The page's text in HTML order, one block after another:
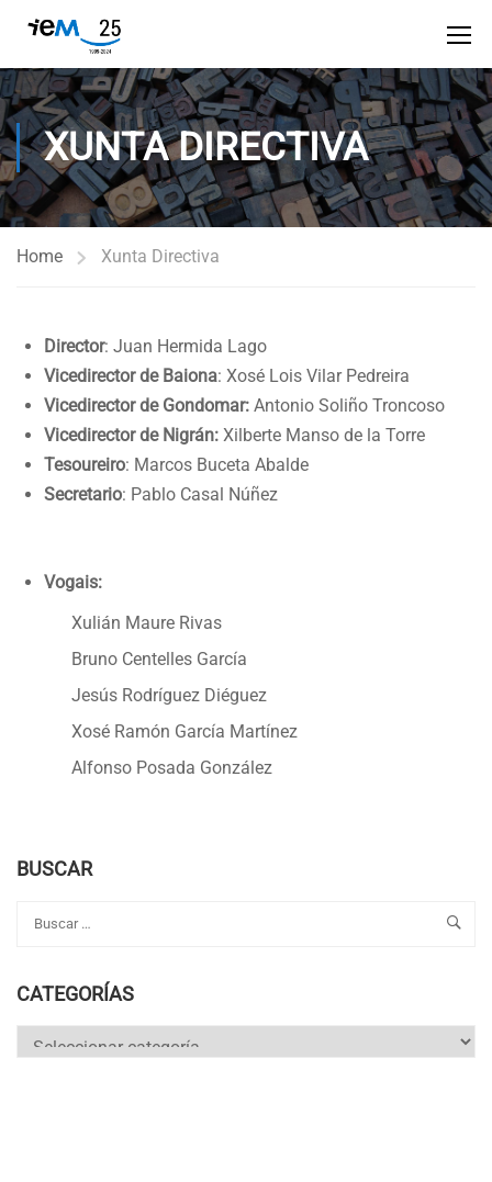
XUNTA DIRECTIVA
Home Xunta Directiva
Director: Juan Hermida Lago
Vicedirector de Baiona: Xosé Lois Vilar Pedreira
Vicedirector de Gondomar: Antonio Soliño Troncoso
Vicedirector de Nigrán: Xilberte Manso de la Torre
Tesoureiro: Marcos Buceta Abalde
Secretario: Pablo Casal Núñez
Vogais:
Xulián Maure Rivas
Bruno Centelles García
Jesús Rodríguez Diéguez
Xosé Ramón García Martínez
Alfonso Posada González
BUSCAR
CATEGORÍAS
Categorías